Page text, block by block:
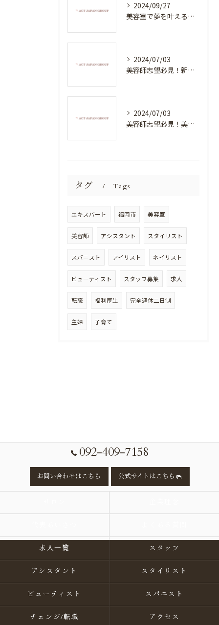
2024/09/27
美容室で夢を叶える！自分を磨く新たなチャンス
2024/07/03
美容師志望必見！新たな価値を創造する美容室でハイレベルな技術を学べる環境
2024/07/03
美容師志望必見！美容室NEWSTANDARDで最高のスキルアップを目指そう！
タグ Tags
エキスパート 福岡市 美容室
美容師 アシスタント スタイリスト
スパニスト アイリスト ネイリスト
ビューティスト スタッフ募集 求人
転職 福利厚生 完全週休二日制
主婦 子育て
092-409-7158
お問い合わせはこちら 公式サイトはこちら
求人一覧 スタッフ
アシスタント スタイリスト
ビューティスト スパニスト
チェンジ/転職 アクセス